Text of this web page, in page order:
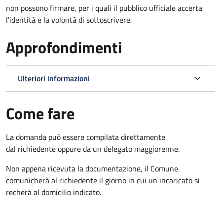
non possono firmare, per i quali il pubblico ufficiale accerta
l'identità e la volontà di sottoscrivere.
Approfondimenti
Ulteriori informazioni
Come fare
La domanda può essere compilata direttamente
dal richiedente oppure da un delegato maggiorenne.
Non appena ricevuta la documentazione, il Comune
comunicherà al richiedente il giorno in cui un incaricato si
recherà al domicilio indicato.